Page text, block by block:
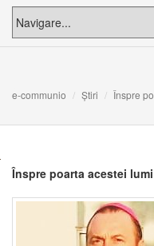
e-communio Știri Înspre
Înspre poarta acestei lumi